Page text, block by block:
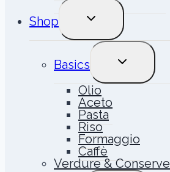
Shop
ALTERNA
MENU
Basics
ALTERNA
MENU
Olio
Aceto
Pasta
Riso
Formaggio
Caffè
Verdure & Conserve